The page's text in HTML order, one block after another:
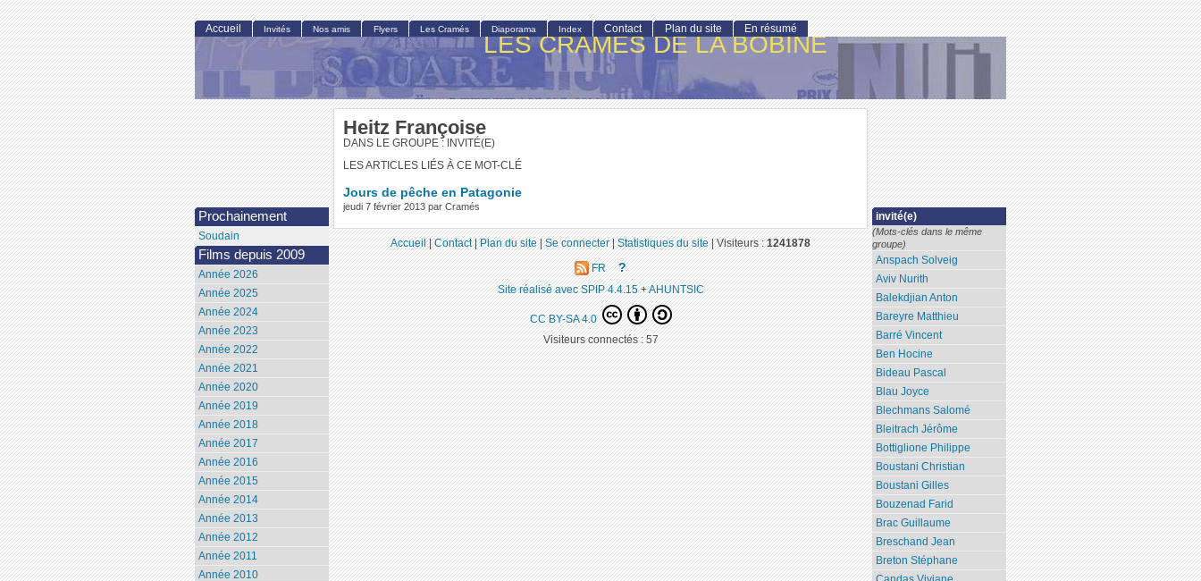
LES CRAMÉS DE LA BOBINE
Heitz Françoise
DANS LE GROUPE : INVITÉ(E)
LES ARTICLES LIÉS À CE MOT-CLÉ
Jours de pêche en Patagonie
jeudi 7 février 2013 par Cramés
invité(e)
(Mots-clés dans le même
groupe)
Anspach Solveig
Aviv Nurith
Balekdjian Anton
Bareyre Matthieu
Barré Vincent
Ben Hocine
Bideau Pascal
Blau Joyce
Blechmans Salomé
Bleitrach Jérôme
Bottiglione Philippe
Boustani Christian
Boustani Gilles
Bouzenad Farid
Brac Guillaume
Breschand Jean
Breton Stéphane
Accueil Invités Nos amis Flyers Les Cramés Diaporama Index Contact Plan du site En résumé
Prochainement
Soudain
Films depuis 2009
Année 2026
Année 2025
Année 2024
Année 2023
Année 2022
Année 2021
Année 2020
Année 2019
Année 2018
Année 2017
Année 2016
Année 2015
Année 2014
Année 2013
Année 2012
Année 2011
Année 2010
Accueil|Contact|Plan du site|Se connecter|Statistiques du site|Visiteurs :1241878
FR ?
Site réalisé avec SPIP 4.4.15+AHUNTSIC
CC BY-SA 4.0
Visiteurs connectés :57